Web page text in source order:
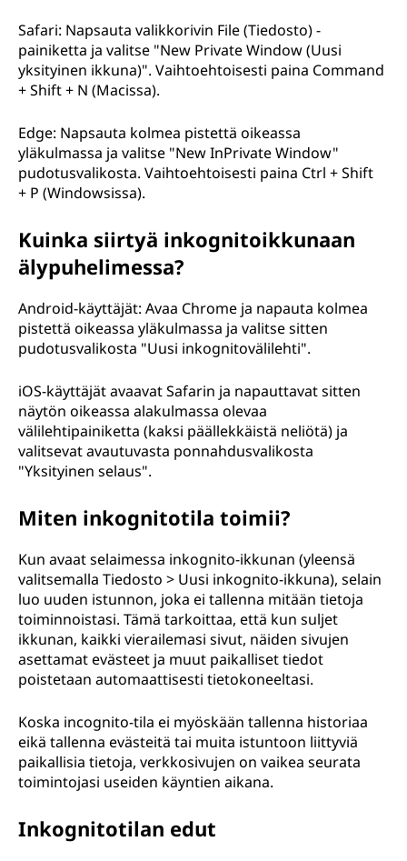
Safari: Napsauta valikkorivin File (Tiedosto) -
painiketta ja valitse "New Private Window (Uusi
yksityinen ikkuna)". Vaihtoehtoisesti paina Command
+ Shift + N (Macissa).
Edge: Napsauta kolmea pistettä oikeassa
yläkulmassa ja valitse "New InPrivate Window"
pudotusvalikosta. Vaihtoehtoisesti paina Ctrl + Shift
+ P (Windowsissa).
Kuinka siirtyä inkognitoikkunaan
älypuhelimessa?
Android-käyttäjät: Avaa Chrome ja napauta kolmea
pistettä oikeassa yläkulmassa ja valitse sitten
pudotusvalikosta "Uusi inkognitovälilehti".
iOS-käyttäjät avaavat Safarin ja napauttavat sitten
näytön oikeassa alakulmassa olevaa
välilehtipainiketta (kaksi päällekkäistä neliötä) ja
valitsevat avautuvasta ponnahdusvalikosta
"Yksityinen selaus".
Miten inkognitotila toimii?
Kun avaat selaimessa inkognito-ikkunan (yleensä
valitsemalla Tiedosto > Uusi inkognito-ikkuna), selain
luo uuden istunnon, joka ei tallenna mitään tietoja
toiminnoistasi. Tämä tarkoittaa, että kun suljet
ikkunan, kaikki vierailemasi sivut, näiden sivujen
asettamat evästeet ja muut paikalliset tiedot
poistetaan automaattisesti tietokoneeltasi.
Koska incognito-tila ei myöskään tallenna historiaa
eikä tallenna evästeitä tai muita istuntoon liittyviä
paikallisia tietoja, verkkosivujen on vaikea seurata
toimintojasi useiden käyntien aikana.
Inkognitotilan edut